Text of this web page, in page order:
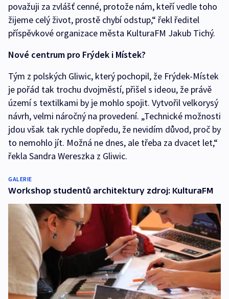
považuji za zvlášť cenné, protože nám, kteří vedle toho
žijeme celý život, prostě chybí odstup,“ řekl ředitel
příspěvkové organizace města KulturaFM Jakub Tichý.
Nové centrum pro Frýdek i Místek?
Tým z polských Gliwic, který pochopil, že Frýdek-Místek
je pořád tak trochu dvojměstí, přišel s ideou, že právě
území s textilkami by je mohlo spojit. Vytvořil velkorysý
návrh, velmi náročný na provedení. „Technické možnosti
jdou však tak rychle dopředu, že nevidím důvod, proč by
to nemohlo jít. Možná ne dnes, ale třeba za dvacet let,“
řekla Sandra Wereszka z Gliwic.
GALERIE
Workshop studentů architektury zdroj: KulturaFM